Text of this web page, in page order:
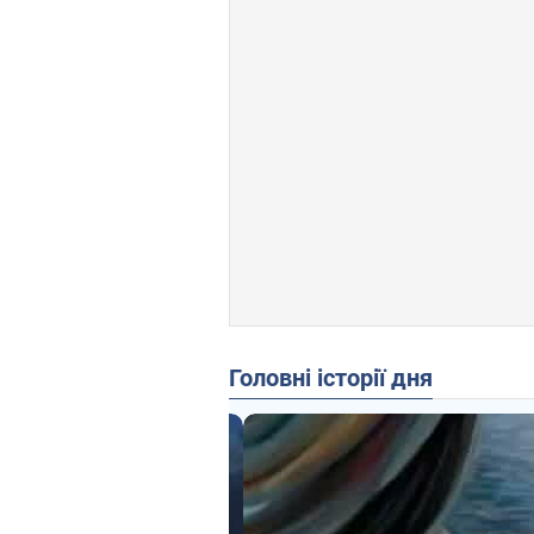
Головні історії дня